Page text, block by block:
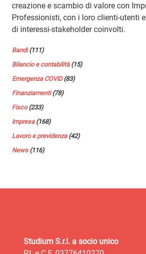
creazione e scambio di valore con
Professionisti, con i loro clienti-utenti
di interessi-stakeholder coinvolti.
Bandi(111)
Bilancio e contabilità(15)
Emergenza COVID(83)
Finanziamenti(78)
Fisco(233)
Impresa(168)
Lavoro e previdenza(42)
News(116)
Studium S.r.l. a socio unico